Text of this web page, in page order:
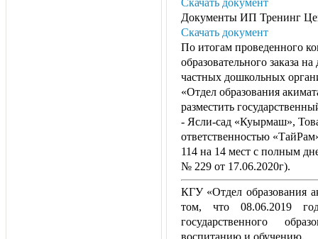
Скачать документ
Документы ИП Тренинг
Скачать документ
По итогам проведенного
образовательного заказа
частных дошкольных
«Отдел образования
разместить
- Ясли-сад «Куырмаш»,
ответственностью
114 на 14 мест с полным
№ 229 от 17.06.2020г).
КГУ «Отдел образования
том, что 08.06.2019
государственного